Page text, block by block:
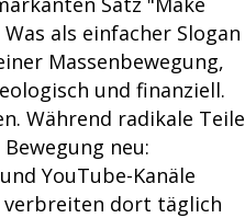
als einfacher Slogan
Massenbewegung,
und finanziell.
Während radikale Teile
neu:
YouTube-Kanäle
verbreiten dort täglich